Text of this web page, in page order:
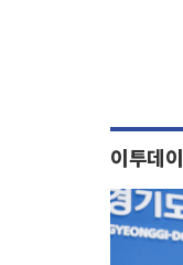
이투데이